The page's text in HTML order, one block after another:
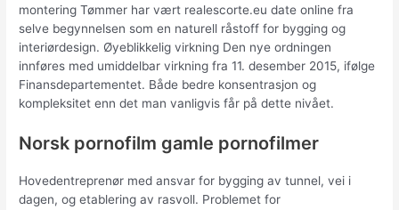
montering Tømmer har vært realescorte.eu date online fra
selve begynnelsen som en naturell råstoff for bygging og
interiørdesign. Øyeblikkelig virkning Den nye ordningen
innføres med umiddelbar virkning fra 11. desember 2015, ifølge
Finansdepartementet. Både bedre konsentrasjon og
kompleksitet enn det man vanligvis får på dette nivået.
Norsk pornofilm gamle pornofilmer
Hovedentreprenør med ansvar for bygging av tunnel, vei i
dagen, og etablering av rasvoll. Problemet for